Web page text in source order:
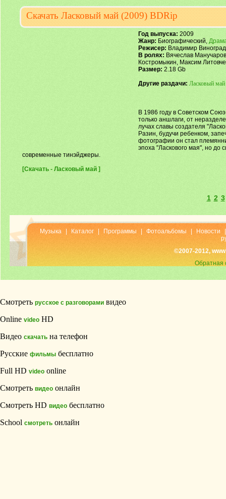
Скачать Ласковый май (2009) BDRip
Год выпуска: 2009
Жанр: Биографический,
Режисер: Владимир
В ролях: Вячеслав
Костромыкин, Максим
Размер: 2.18 Gb
Другие раздачи: Ласковый май
В 1986 году в Советском
только аншлаги, от
лучах славы создателя
Разин, будучи ребенком,
фотографии он стал
эпоха "Ласкового мая", но до
современные тинэйджеры.
[Скачать - Ласковый май ]
1 2 3
Музыка Каталог Программы Фотоальбомы Новости
©2007-2012,
Обратная
Смотреть русское с разговорами видео
Online video HD
Видео скачать на телефон
Русские фильмы бесплатно
Full HD video online
Смотреть видео онлайн
Смотреть HD видео бесплатно
School смотреть онлайн